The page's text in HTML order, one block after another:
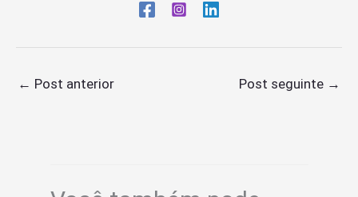
← Post anterior Post seguinte →